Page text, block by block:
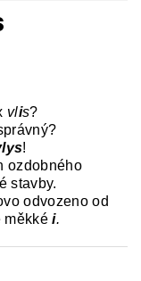
vlis?
!
ozdobného
stavby.
odvozeno od
měkké i.